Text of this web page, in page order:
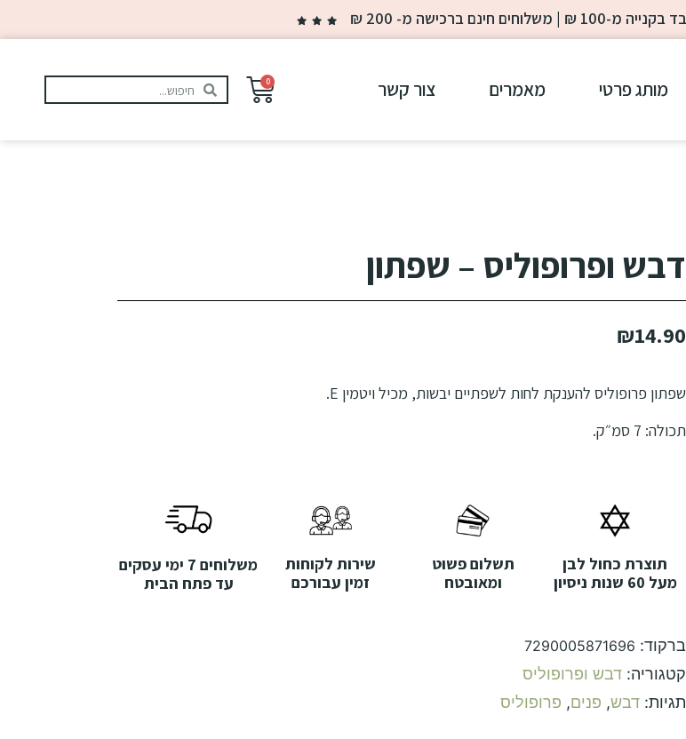
מותג פרטי מאמרים צור קשר 0
דבש ופרופוליס – שפתון
₪14.90
שפתון פרופוליס להענקת לחות לשפתיים יבשות, מכיל ויטמין E.
תכולה: 7 סמ״ק.
תוצרת כחול לבן
מעל 60 שנות ניסיון
תשלום פשוט
ומאובטח
שירות לקוחות
זמין עבורכם
משלוחים 7 ימי עסקים
עד פתח הבית
ברקוד: 7290005871696
קטגוריה: דבש ופרופוליס
תגיות: דבש, פנים, פרופוליס